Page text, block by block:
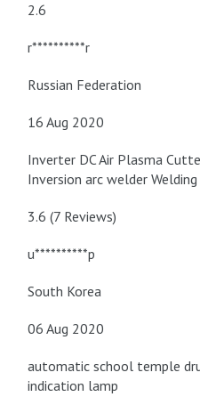
2.6
r**********r
Russian Federation
16 Aug 2020
Inverter DC Air Plasma
Inversion arc welder Welding
3.6 (7 Reviews)
u**********p
South Korea
06 Aug 2020
automatic school temple
indication lamp